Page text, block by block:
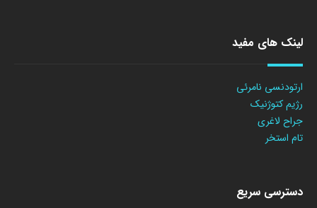
لینک های مفید
ارتودنسی نامرئی
رژیم کتوژنیک
جراح لاغری
تام استخر
دسترسی سریع